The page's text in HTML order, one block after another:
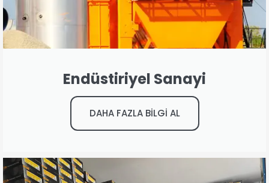
Endüstiriyel Sanayi
DAHA FAZLA BİLGİ AL